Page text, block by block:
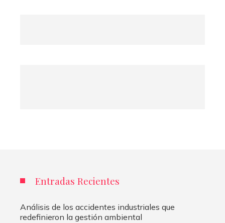
Entradas Recientes
Análisis de los accidentes industriales que
redefinieron la gestión ambiental